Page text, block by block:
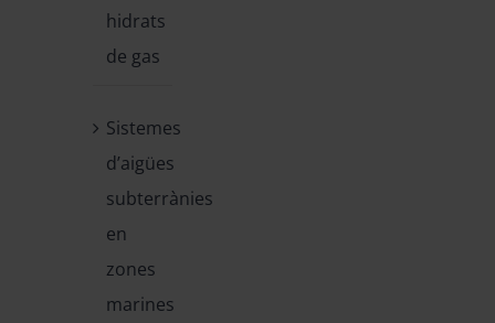
hidrats
de gas
Sistemes
d’aigües
subterrànies
en
zones
marines